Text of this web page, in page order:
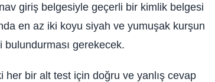
giriş belgesiyle geçerli bir kimlik belgesi
en az iki koyu siyah ve yumuşak kurşun
bulundurması gerekecek.
her bir alt test için doğru ve yanlış cevap